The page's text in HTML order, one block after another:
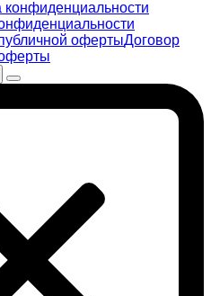
Договор